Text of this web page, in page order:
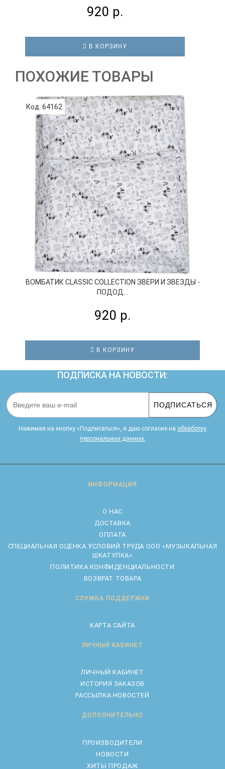
920 р.
В КОРЗИНУ
ПОХОЖИЕ ТОВАРЫ
Код: 64162
ВОМБАТИК CLASSIC COLLECTION ЗВЕРИ И ЗВЕЗДЫ -
ПОДОД...
920 р.
В КОРЗИНУ
ПОДПИСКА НА НОВОСТИ:
ПОДПИСАТЬСЯ
Нажимая на кнопку «Подписаться», я даю cогласие на обработку
персональных данных.
ИНФОРМАЦИЯ
О НАС
ДОСТАВКА
ОПЛАТА
CПЕЦИАЛЬНАЯ ОЦЕНКА УСЛОВИЙ ТРУДА ООО «МУЗЫКАЛЬНАЯ
ШКАТУЛКА»
ПОЛИТИКА КОНФИДЕНЦИАЛЬНОСТИ
ВОЗВРАТ ТОВАРА
СЛУЖБА ПОДДЕРЖКИ
КАРТА САЙТА
ЛИЧНЫЙ КАБИНЕТ
ЛИЧНЫЙ КАБИНЕТ
ИСТОРИЯ ЗАКАЗОВ
РАССЫЛКА НОВОСТЕЙ
ДОПОЛНИТЕЛЬНО
ПРОИЗВОДИТЕЛИ
НОВОСТИ
ХИТЫ ПРОДАЖ